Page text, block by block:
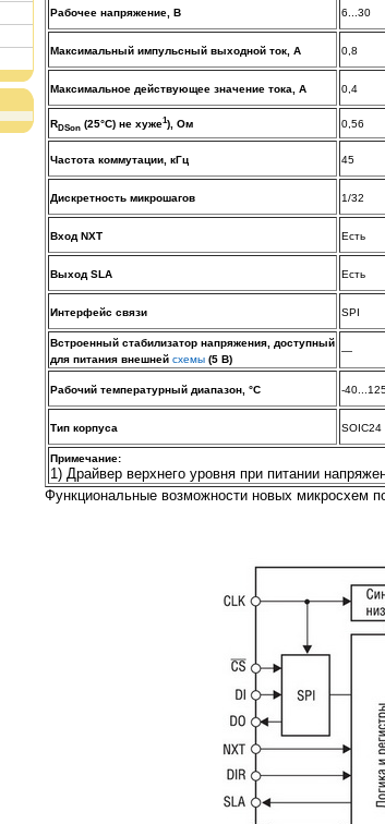
Рабочее напряжение, В 6...30
Максимальный импульсный выходной ток, А 0,8
Максимальное действующее значение тока, А 0,4
RDSon (25°С) не хуже1), Ом 0,56
Частота коммутации, кГц 45
Дискретность микрошагов 1/32
Вход NXT Есть
Выход SLA Есть
Интерфейс связи SPI
Встроенный стабилизатор напряжения, доступный
для питания внешней схемы (5 В)
—
Рабочий температурный диапазон, °C -
Тип корпуса SOIC24
Примечание:
1) Драйвер верхнего уровня при питании
Функциональные возможности новых микросхем